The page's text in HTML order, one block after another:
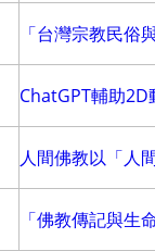
「台灣宗教民俗
ChatGPT輔助
人間佛教以「人
「佛教傳記與